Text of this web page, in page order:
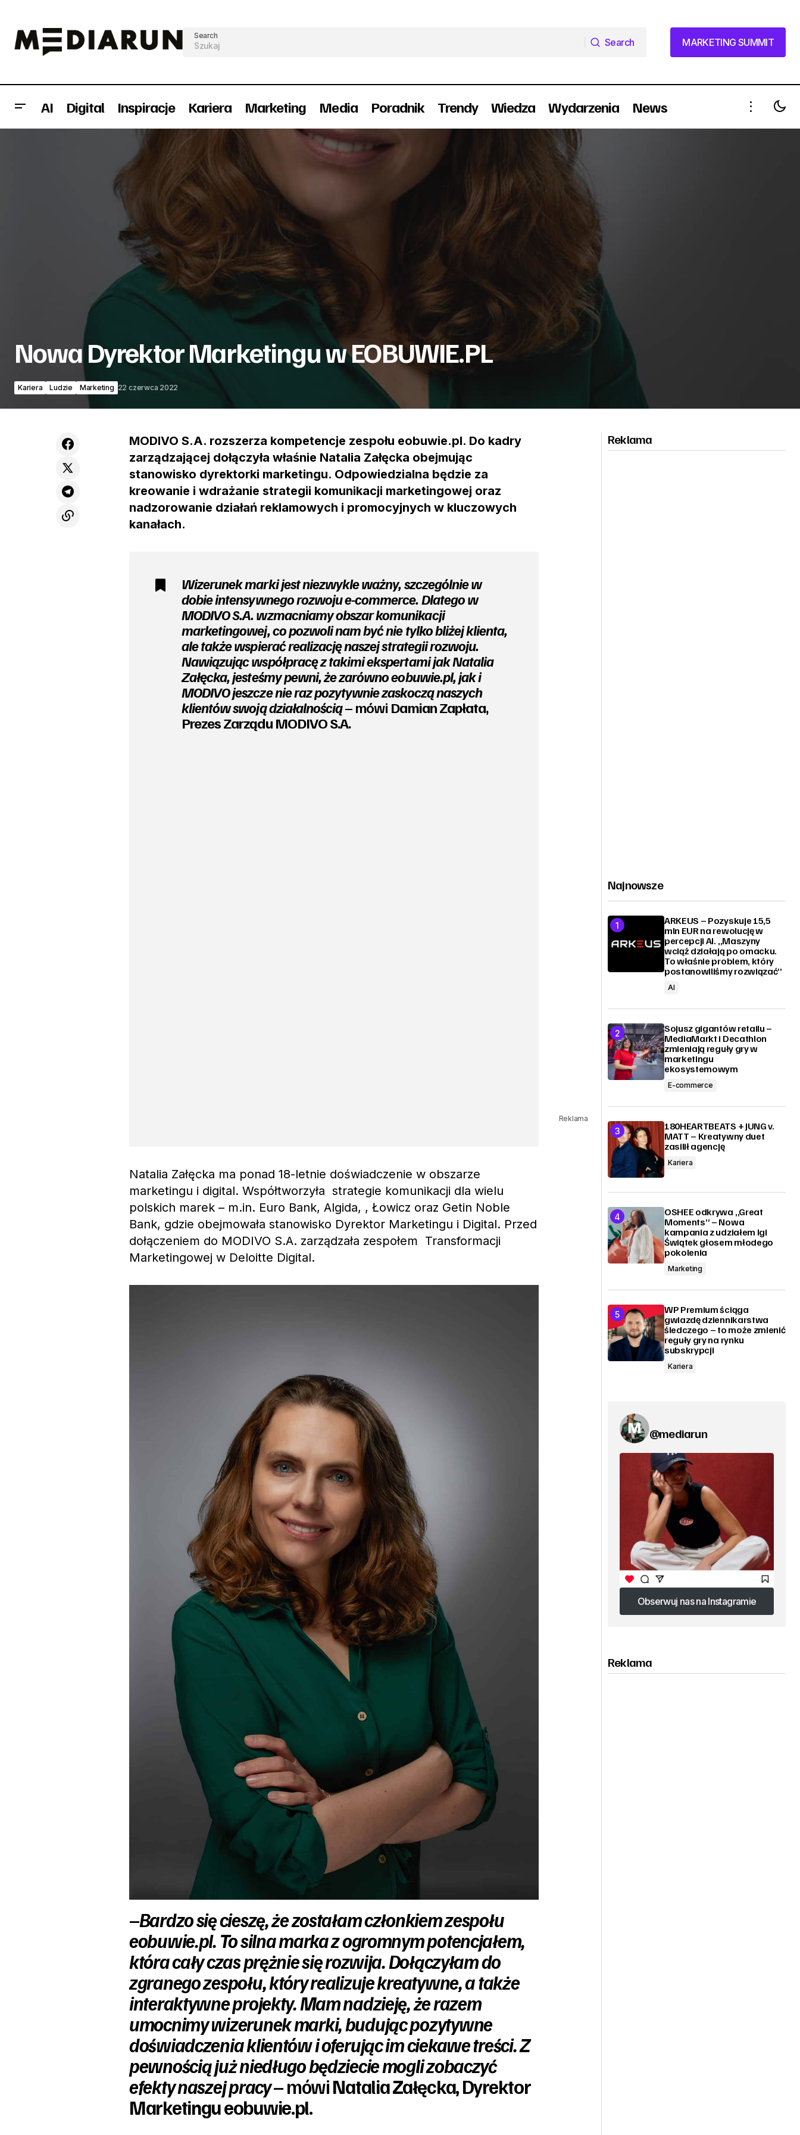
Search
Search
MARKETING SUMMIT
MARKETING SUMMIT
AI Digital Inspiracje Kariera Marketing Media Poradnik Trendy Wiedza Wydarzenia News
Marketing Nowa Dyrektor Marketingu w EOBUWIE.PL
Nowa Dyrektor Marketingu w EOBUWIE.PL
Kariera Ludzie Marketing 22 czerwca 2022
MODIVO S.A. rozszerza kompetencje zespołu eobuwie.pl. Do kadry
zarządzającej dołączyła właśnie Natalia Załęcka obejmując
stanowisko dyrektorki marketingu. Odpowiedzialna będzie za
kreowanie i wdrażanie strategii komunikacji marketingowej oraz
nadzorowanie działań reklamowych i promocyjnych w kluczowych
kanałach.
Wizerunek marki jest niezwykle ważny, szczególnie w
dobie intensywnego rozwoju e-commerce. Dlatego w
MODIVO S.A. wzmacniamy obszar komunikacji
marketingowej, co pozwoli nam być nie tylko bliżej klienta,
ale także wspierać realizację naszej strategii rozwoju.
Nawiązując współpracę z takimi ekspertami jak Natalia
Załęcka, jesteśmy pewni, że zarówno eobuwie.pl, jak i
MODIVO jeszcze nie raz pozytywnie zaskoczą naszych
klientów swoją działalnością– mówi Damian Zapłata,
Prezes Zarządu MODIVO S.A.
Reklama
Natalia Załęcka ma ponad 18-letnie doświadczenie w obszarze
marketingu i digital. Współtworzyła strategie komunikacji dla wielu
polskich marek – m.in. Euro Bank, Algida, , Łowicz oraz Getin Noble
Bank, gdzie obejmowała stanowisko Dyrektor Marketingu i Digital. Przed
dołączeniem do MODIVO S.A. zarządzała zespołem Transformacji
Marketingowej w Deloitte Digital.
–Bardzo się cieszę, że zostałam członkiem zespołu
eobuwie.pl. To silna marka z ogromnym potencjałem,
która cały czas prężnie się rozwija. Dołączyłam do
zgranego zespołu, który realizuje kreatywne, a także
interaktywne projekty. Mam nadzieję, że razem
umocnimy wizerunek marki, budując pozytywne
doświadczenia klientów i oferując im ciekawe treści. Z
pewnością już niedługo będziecie mogli zobaczyć
efekty naszej pracy– mówiNatalia Załęcka, Dyrektor
Marketingu eobuwie.pl.
Reklama
Najnowsze
ARKEUS – Pozyskuje 15,5
mln EUR na rewolucję w
percepcji AI. „Maszyny
wciąż działają po omacku.
To właśnie problem, który
postanowiliśmy rozwiązać”
AI
Sojusz gigantów retailu –
MediaMarkt i Decathlon
zmieniają reguły gry w
marketingu
ekosystemowym
E-commerce
180HEARTBEATS + JUNG v.
MATT – Kreatywny duet
zasilił agencję
Kariera
OSHEE odkrywa „Great
Moments” – Nowa
kampania z udziałem Igi
Świątek głosem młodego
pokolenia
Marketing
WP Premium ściąga
gwiazdę dziennikarstwa
śledczego – to może zmienić
reguły gry na rynku
subskrypcji
Kariera
@mediarun
Obserwuj nas na Instagramie
Obserwuj nas na Instagramie
Reklama